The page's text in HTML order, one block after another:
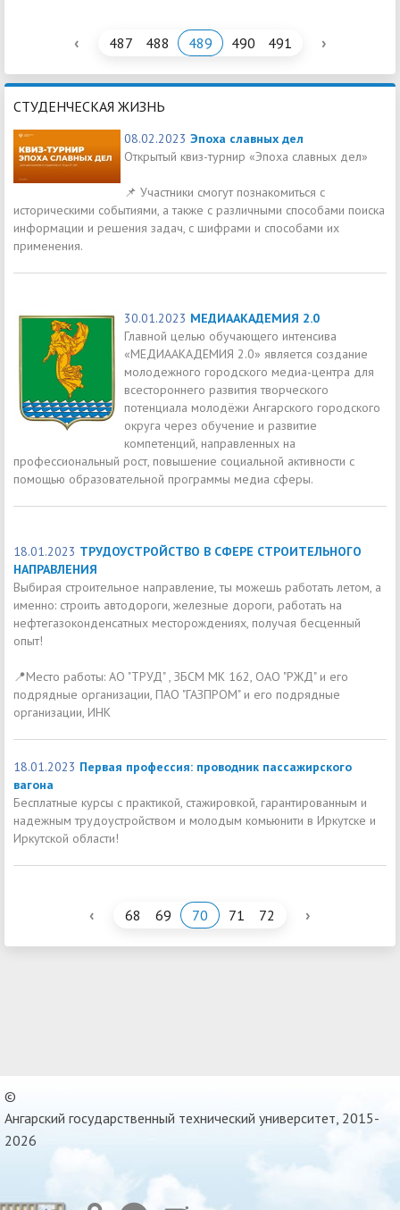
‹ 487 488 489 490 491 ›
СТУДЕНЧЕСКАЯ ЖИЗНЬ
08.02.2023 Эпоха славных дел
Открытый квиз-турнир «Эпоха славных дел»
📌 Участники смогут познакомиться с
историческими событиями, а также с различными способами поиска
информации и решения задач, с шифрами и способами их
применения.
30.01.2023 МЕДИААКАДЕМИЯ 2.0
Главной целью обучающего интенсива
«МЕДИААКАДЕМИЯ 2.0» является создание
молодежного городского медиа-центра для
всестороннего развития творческого
потенциала молодёжи Ангарского городского
округа через обучение и развитие
компетенций, направленных на
профессиональный рост, повышение социальной активности с
помощью образовательной программы медиа сферы.
18.01.2023 ТРУДОУСТРОЙСТВО В СФЕРЕ СТРОИТЕЛЬНОГО
НАПРАВЛЕНИЯ
Выбирая строительное направление, ты можешь работать летом, а
именно: строить автодороги, железные дороги, работать на
нефтегазоконденсатных месторождениях, получая бесценный
опыт!
📍Место работы: АО "ТРУД" , ЗБСМ МК 162, ОАО "РЖД" и его
подрядные организации, ПАО "ГАЗПРОМ" и его подрядные
организации, ИНК
18.01.2023 Первая профессия: проводник пассажирского
вагона
Бесплатные курсы с практикой, стажировкой, гарантированным и
надежным трудоустройством и молодым комьюнити в Иркутске и
Иркутской области!
‹ 68 69 70 71 72 ›
©
Ангарский государственный технический университет, 2015-
2026